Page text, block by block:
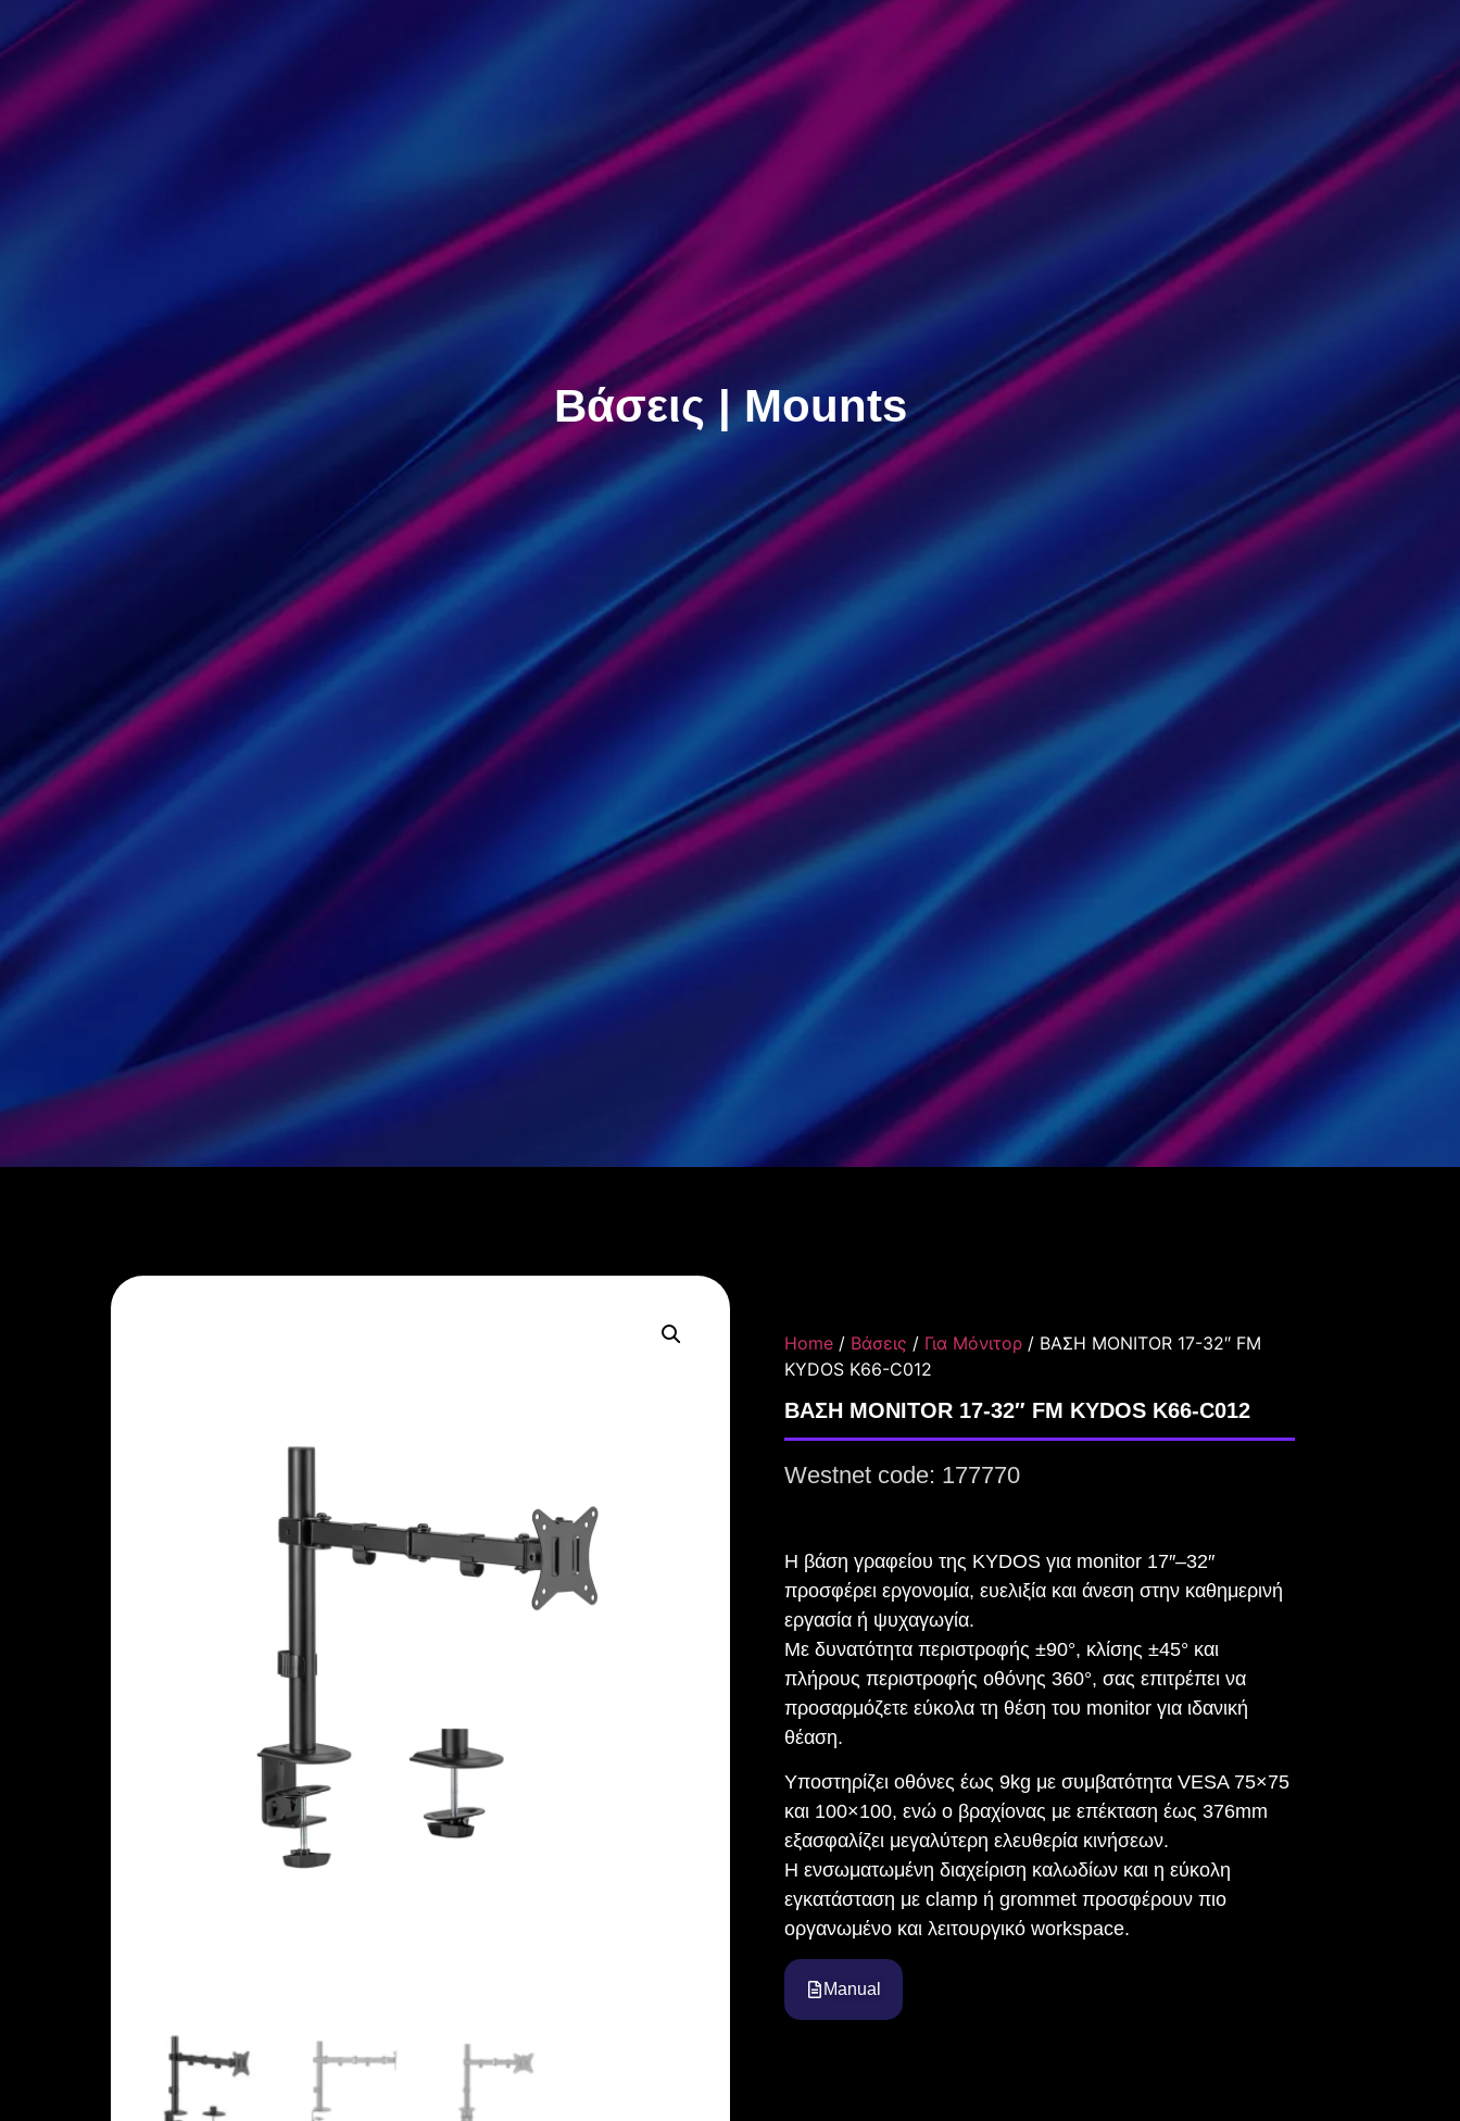
Βάσεις | Mounts
Home / Βάσεις / Για Μόνιτορ / ΒΑΣΗ MONITOR 17-32″ FM
KYDOS K66-C012
ΒΑΣΗ MONITOR 17-32″ FM KYDOS K66-C012
Westnet code: 177770
Η βάση γραφείου της KYDOS για monitor 17″–32″
προσφέρει εργονομία, ευελιξία και άνεση στην καθημερινή
εργασία ή ψυχαγωγία.
Με δυνατότητα περιστροφής ±90°, κλίσης ±45° και
πλήρους περιστροφής οθόνης 360°, σας επιτρέπει να
προσαρμόζετε εύκολα τη θέση του monitor για ιδανική
θέαση.
Υποστηρίζει οθόνες έως 9kg με συμβατότητα VESA 75×75
και 100×100, ενώ ο βραχίονας με επέκταση έως 376mm
εξασφαλίζει μεγαλύτερη ελευθερία κινήσεων.
Η ενσωματωμένη διαχείριση καλωδίων και η εύκολη
εγκατάσταση με clamp ή grommet προσφέρουν πιο
οργανωμένο και λειτουργικό workspace.
Manual